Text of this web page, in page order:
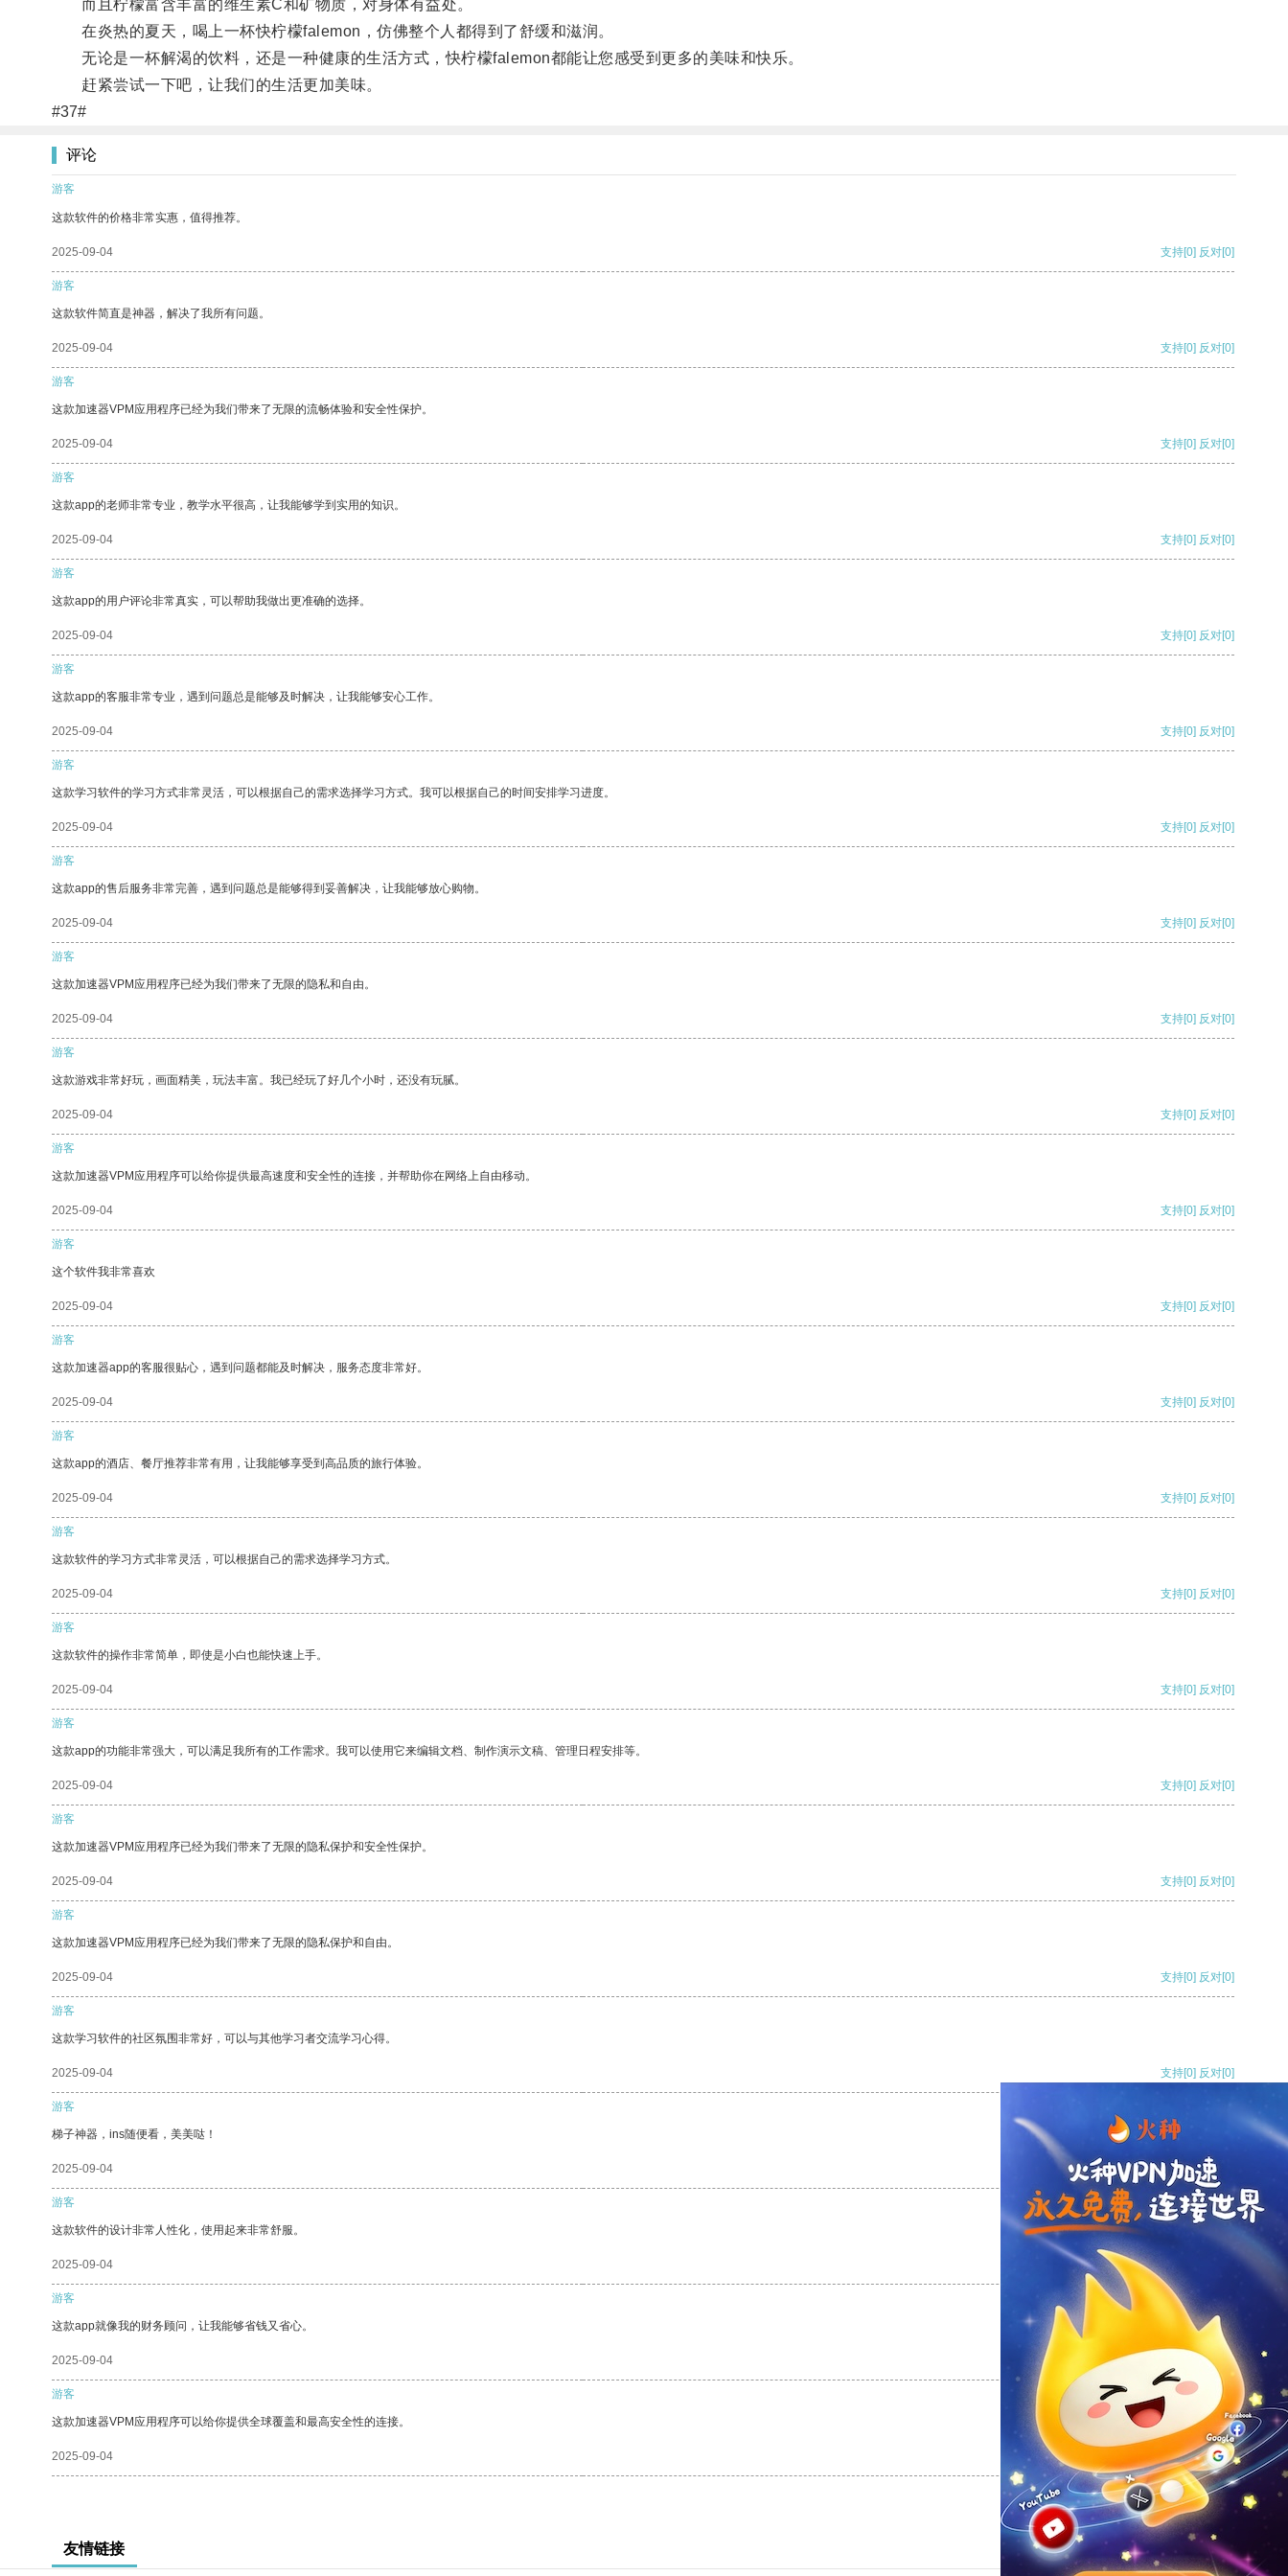
而且柠檬富含丰富的维生素C和矿物质，对身体有益处。
在炎热的夏天，喝上一杯快柠檬falemon，仿佛整个人都得到了舒缓和滋润。
无论是一杯解渴的饮料，还是一种健康的生活方式，快柠檬falemon都能让您感受到更多的美味和快乐。
赶紧尝试一下吧，让我们的生活更加美味。
#37#
评论
游客
这款软件的价格非常实惠，值得推荐。
2025-09-04 支持[0] 反对[0]
游客
这款软件简直是神器，解决了我所有问题。
2025-09-04 支持[0] 反对[0]
游客
这款加速器VPM应用程序已经为我们带来了无限的流畅体验和安全性保护。
2025-09-04 支持[0] 反对[0]
游客
这款app的老师非常专业，教学水平很高，让我能够学到实用的知识。
2025-09-04 支持[0] 反对[0]
游客
这款app的用户评论非常真实，可以帮助我做出更准确的选择。
2025-09-04 支持[0] 反对[0]
游客
这款app的客服非常专业，遇到问题总是能够及时解决，让我能够安心工作。
2025-09-04 支持[0] 反对[0]
游客
这款学习软件的学习方式非常灵活，可以根据自己的需求选择学习方式。我可以根据自己的时间安排学习进度。
2025-09-04 支持[0] 反对[0]
游客
这款app的售后服务非常完善，遇到问题总是能够得到妥善解决，让我能够放心购物。
2025-09-04 支持[0] 反对[0]
游客
这款加速器VPM应用程序已经为我们带来了无限的隐私和自由。
2025-09-04 支持[0] 反对[0]
游客
这款游戏非常好玩，画面精美，玩法丰富。我已经玩了好几个小时，还没有玩腻。
2025-09-04 支持[0] 反对[0]
游客
这款加速器VPM应用程序可以给你提供最高速度和安全性的连接，并帮助你在网络上自由移动。
2025-09-04 支持[0] 反对[0]
游客
这个软件我非常喜欢
2025-09-04 支持[0] 反对[0]
游客
这款加速器app的客服很贴心，遇到问题都能及时解决，服务态度非常好。
2025-09-04 支持[0] 反对[0]
游客
这款app的酒店、餐厅推荐非常有用，让我能够享受到高品质的旅行体验。
2025-09-04 支持[0] 反对[0]
游客
这款软件的学习方式非常灵活，可以根据自己的需求选择学习方式。
2025-09-04 支持[0] 反对[0]
游客
这款软件的操作非常简单，即使是小白也能快速上手。
2025-09-04 支持[0] 反对[0]
游客
这款app的功能非常强大，可以满足我所有的工作需求。我可以使用它来编辑文档、制作演示文稿、管理日程安排等。
2025-09-04 支持[0] 反对[0]
游客
这款加速器VPM应用程序已经为我们带来了无限的隐私保护和安全性保护。
2025-09-04 支持[0] 反对[0]
游客
这款加速器VPM应用程序已经为我们带来了无限的隐私保护和自由。
2025-09-04 支持[0] 反对[0]
游客
这款学习软件的社区氛围非常好，可以与其他学习者交流学习心得。
2025-09-04 支持[0] 反对[0]
游客
梯子神器，ins随便看，美美哒！
2025-09-04 支持[0] 反对
游客
这款软件的设计非常人性化，使用起来非常舒服。
2025-09-04 支持
游客
这款app就像我的财务顾问，让我能够省钱又省心。
2025-09-04 反对 [0]
游客
这款加速器VPM应用程序可以给你提供全球覆盖和最高安全性的连接。
2025-09-04 支持[0] 反对[0]
友情链接